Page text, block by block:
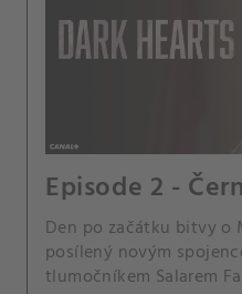
Episode 2 -
Den po začátku bitvy o
posílený novým
tlumočníkem Salarem